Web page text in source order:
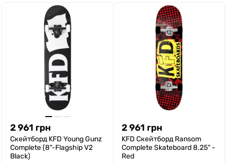
2 961 грн
Скейтборд KFD Young Gunz
Complete (8"-Flagship V2
Black)
2 961 грн
KFD Скейтборд Ransom
Complete Skateboard 8.25" -
Red